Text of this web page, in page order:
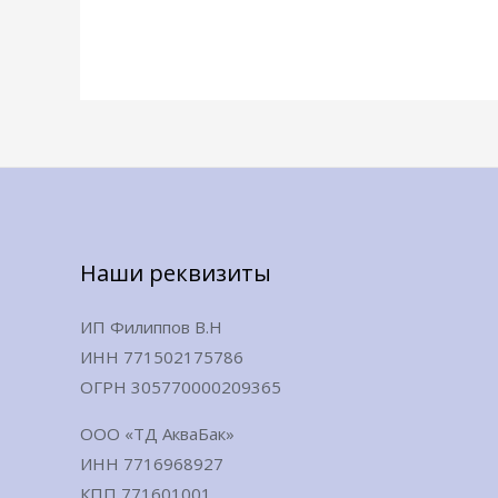
Наши реквизиты
ИП Филиппов В.Н
ИНН 771502175786
ОГРН 305770000209365
ООО «ТД АкваБак»
ИНН 7716968927
КПП 771601001